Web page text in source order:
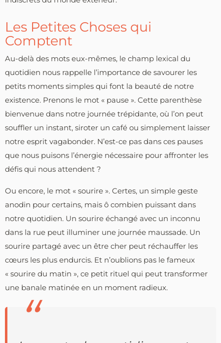
Les Petites Choses qui
Comptent
Au-delà des mots eux-mêmes, le champ lexical du
quotidien nous rappelle l’importance de savourer les
petits moments simples qui font la beauté de notre
existence. Prenons le mot « pause ». Cette parenthèse
bienvenue dans notre journée trépidante, où l’on peut
souffler un instant, siroter un café ou simplement laisser
notre esprit vagabonder. N’est-ce pas dans ces pauses
que nous puisons l’énergie nécessaire pour affronter les
défis qui nous attendent ?
Ou encore, le mot « sourire ». Certes, un simple geste
anodin pour certains, mais ô combien puissant dans
notre quotidien. Un sourire échangé avec un inconnu
dans la rue peut illuminer une journée maussade. Un
sourire partagé avec un être cher peut réchauffer les
cœurs les plus endurcis. Et n’oublions pas le fameux
« sourire du matin », ce petit rituel qui peut transformer
une banale matinée en un moment radieux.